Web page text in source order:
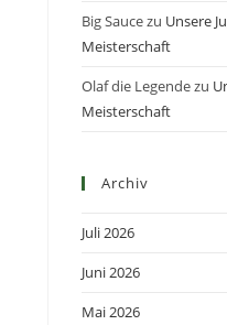
Big Saucezu Unsere
Meisterschaft
Olaf die Legendezu
Meisterschaft
Archiv
Juli 2026
Juni 2026
Mai 2026